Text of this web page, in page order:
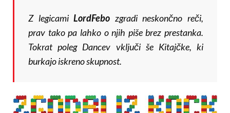
Z legicamiLordFebo zgradi neskončno reči,
prav tako pa lahko o njih piše brez prestanka.
Tokrat poleg Dancev vključi še Kitajčke, ki
burkajo iskreno skupnost.